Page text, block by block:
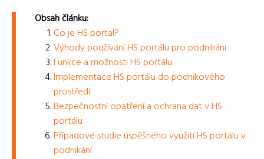
Obsah článku:
Co je HS portal?
Výhody používání HS portálu pro podnikání
Funkce a možnosti HS portálu
Implementace HS portálu do podnikového
prostředí
Bezpečnostní opatření a ochrana dat v HS
portálu
Případové studie úspěšného využití HS portálu v
podnikání